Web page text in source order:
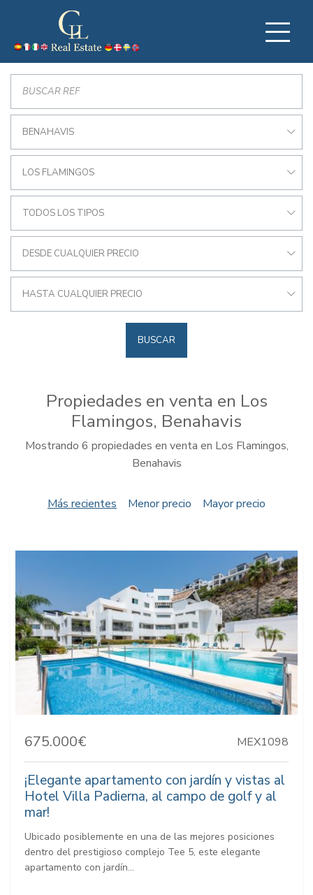
BENAHAVIS
LOS FLAMINGOS
TODOS LOS TIPOS
DESDE CUALQUIER PRECIO
HASTA CUALQUIER PRECIO
BUSCAR
Propiedades en venta en Los
Flamingos, Benahavis
Mostrando 6 propiedades en venta en Los Flamingos,
Benahavis
Más recientes Menor precio Mayor precio
675.000€ MEX1098
¡Elegante apartamento con jardín y vistas al
Hotel Villa Padierna, al campo de golf y al
mar!
Ubicado posiblemente en una de las mejores posiciones
dentro del prestigioso complejo Tee 5, este elegante
apartamento con jardín...